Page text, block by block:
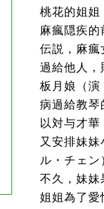
桃花的姐姐
麻瘋隠疾的
伝説，麻瘋
過給他人，
板月娘（演
病過給教琴
以対与才
又安排妹
ル・チェン
不久，妹妹
姐姐為了